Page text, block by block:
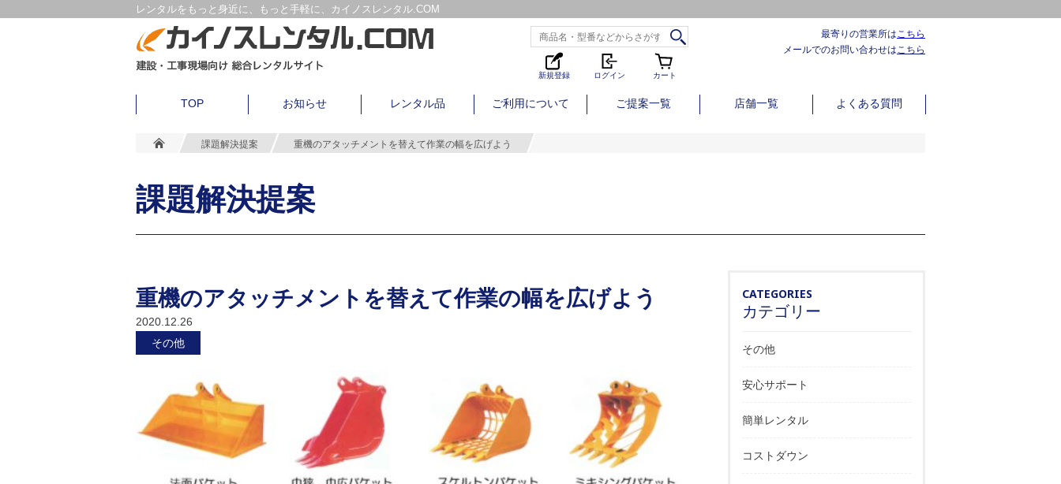
レンタルをもっと身近に、もっと手軽に、カイノスレンタル.COM
新規登録 ログイン カート
最寄りの営業所はこちら
メールでのお問い合わせはこちら
TOP お知らせ レンタル品 ご利用について ご提案一覧 店舗一覧 よくある質問
課題解決提案 重機のアタッチメントを替えて作業の幅を広げよう
課題解決提案
重機のアタッチメントを替えて作業の幅を広げよう
2020.12.26
その他
CATEGORIES
カテゴリー
その他
安心サポート
簡単レンタル
コストダウン